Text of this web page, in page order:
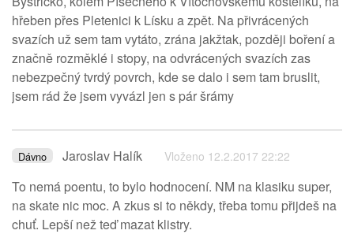
hřeben přes Pletenici k Lísku a zpět. Na přivrácených
svazích už sem tam vytáto, zrána jakžtak, později boření a
značně rozměklé i stopy, na odvrácených svazích zas
nebezpečný tvrdý povrch, kde se dalo i sem tam bruslit,
jsem rád že jsem vyvázl jen s pár šrámy
Dávno Jaroslav Halík Vloženo 12.2.2017 22:22
To nemá poentu, to bylo hodnocení. NM na klasiku super,
na skate nic moc. A zkus si to někdy, třeba tomu přijdeš na
chuť. Lepší než teď mazat klistry.